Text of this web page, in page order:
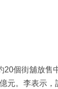
20個街舖放售
元。李表示，